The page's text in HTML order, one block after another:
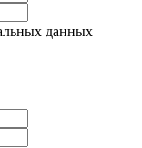
данных